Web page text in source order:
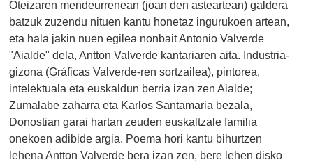
Oteizaren mendeurrenean (joan den asteartean) galdera
batzuk zuzendu nituen kantu honetaz ingurukoen artean,
eta hala jakin nuen egilea nonbait Antonio Valverde
"Aialde" dela, Antton Valverde kantariaren aita. Industria-
gizona (Gráficas Valverde-ren sortzailea), pintorea,
intelektuala eta euskaldun berria izan zen Aialde;
Zumalabe zaharra eta Karlos Santamaria bezala,
Donostian garai hartan zeuden euskaltzale familia
onekoen adibide argia. Poema hori kantu bihurtzen
lehena Antton Valverde bera izan zen, bere lehen disko